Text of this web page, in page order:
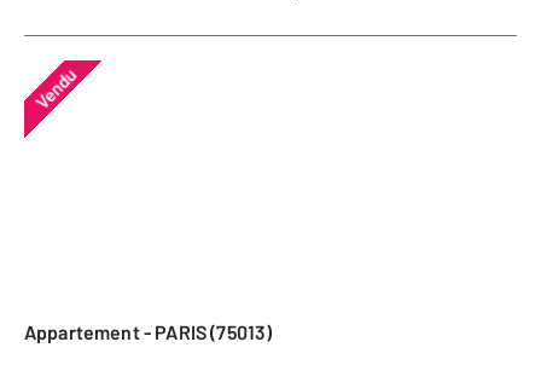
Vendu
Appartement - PARIS (75013)